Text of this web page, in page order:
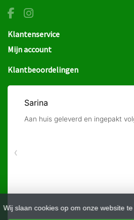
Wij slaan cookies op om onze website
Klantenservice
Mijn account
Klantbeoordelingen